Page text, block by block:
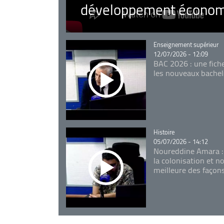
développement
Catégorie
Enseignement supérieur
12/07/2026 - 12:09
BAC 2026 : une
les nouveaux
Catégorie
Histoire
05/07/2026 - 14:12
Noureddine Amara
la colonisation et
meilleure des